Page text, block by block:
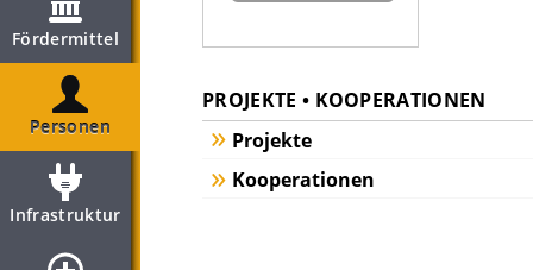
Fördermittel
Personen
Infrastruktur
PROJEKTE • KOOPERATIONEN
Projekte
Kooperationen